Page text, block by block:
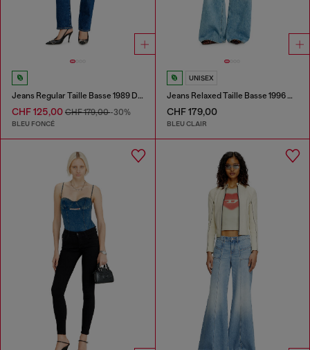
Jeans Regular Taille Basse 1989 D-Mine
CHF 125,00 CHF 179,00-30%
BLEU FONCÉ
UNISEX
Jeans Relaxed Taille Basse 1996 D-Sire
CHF 179,00
BLEU CLAIR